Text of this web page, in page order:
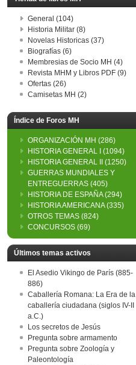
General (104)
Historia Militar (8)
Novelas Historicas (37)
Biografías (6)
Membresias de Socio MH (4)
Revista MHM y Libros PDF (9)
Ofertas (26)
Camisetas MH (2)
Índice de Foros MH
ORGANIZACIÓN MH (286)
HISTORIA GENERAL I (1094)
HISTORIA GENERAL II (1250)
GUERRAS MUNDIALES Y
ENTREGUERRAS (405)
HISTORIA DE ESPAÑA(294)
HISTORIA AMERICANA(335)
OTROS TEMAS (824)
CONCURSOS (69)
Últimos temas activos
El Asedio Vikingo de París (885-
886)
Caballería Romana: La Era de la
caballería ciudadana (siglos IV-II
a.C.)
Los secretos de Jesús
Pregunta sobre armamento
Pregunta sobre Zoología y
Paleontología